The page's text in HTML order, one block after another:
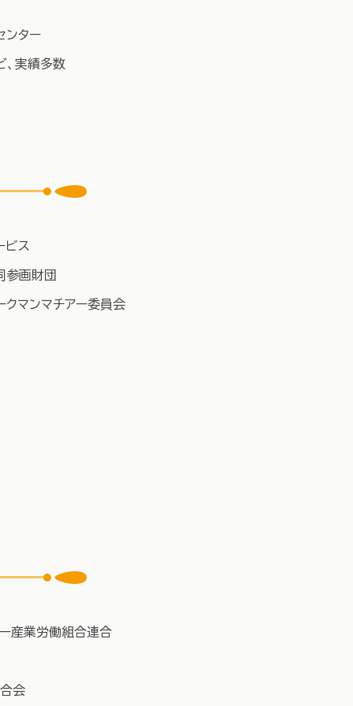
ンター
実績多数
ビス
参画財団
マンマチアー委員会
産業労働組合連合
会